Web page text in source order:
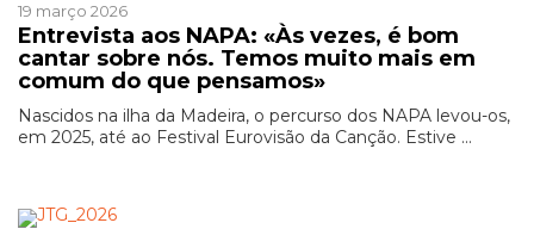
19 março 2026
Entrevista aos NAPA: «Às vezes, é bom
cantar sobre nós. Temos muito mais em
comum do que pensamos»
Nascidos na ilha da Madeira, o percurso dos NAPA levou-os,
em 2025, até ao Festival Eurovisão da Canção. Estive ...